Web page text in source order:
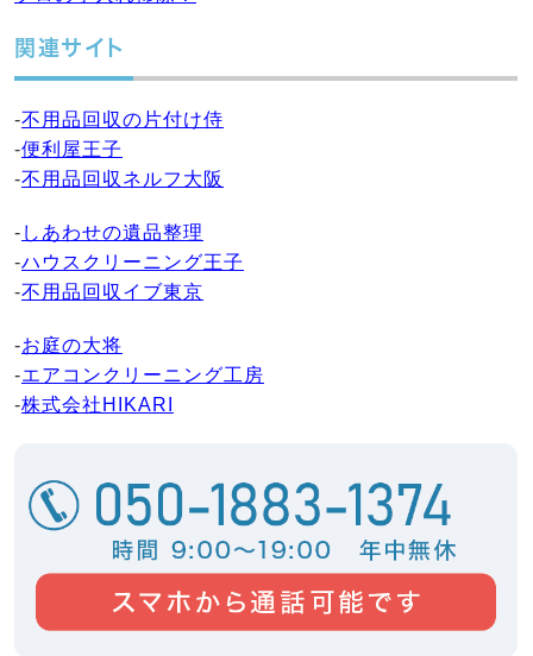
関連サイト
-不用品回収の片付け侍
-便利屋王子
-不用品回収ネルフ大阪
- しあわせの遺品整理
-ハウスクリーニング王子
-不用品回収イブ東京
-お庭の大将
-エアコンクリーニング工房
-株式会社HIKARI